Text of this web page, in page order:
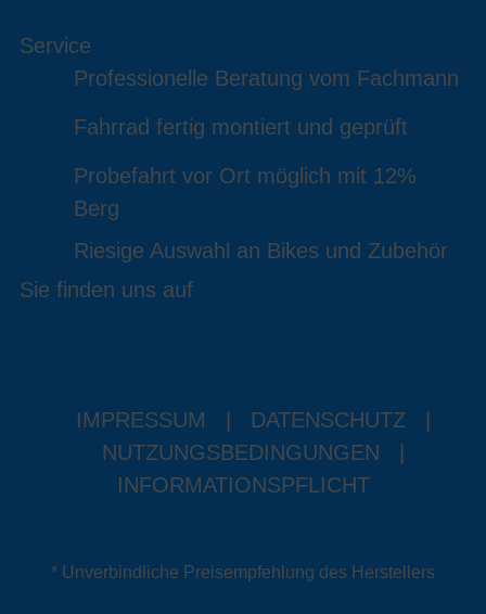
Service
Professionelle Beratung vom Fachmann
Fahrrad fertig montiert und geprüft
Probefahrt vor Ort möglich mit 12%
Berg
Riesige Auswahl an Bikes und Zubehör
Sie finden uns auf
IMPRESSUM DATENSCHUTZ
NUTZUNGSBEDINGUNGEN
INFORMATIONSPFLICHT
* Unverbindliche Preisempfehlung des Herstellers